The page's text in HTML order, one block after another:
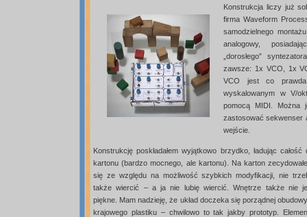
Konstrukcja liczy już
firma Waveform
samodzielnego
analogowy,
„dorosłego”
zawsze: 1x VCO, 1x
VCO jest co prawda
wyskalowanym w V/
pomocą MIDI. Można
zastosować sekwenser
wejście.
Konstrukcję poskładałem wyjątkowo brzydko, ładując całość
kartonu (bardzo mocnego, ale kartonu). Na karton
się ze względu na możliwość szybkich modyfikacji, nie
także wiercić – a ja nie lubię wiercić. Wnętrze także nie
piękne. Mam nadzieję, że układ doczeka się porządnej
krajowego plastiku – chwilowo to tak jakby prototyp.